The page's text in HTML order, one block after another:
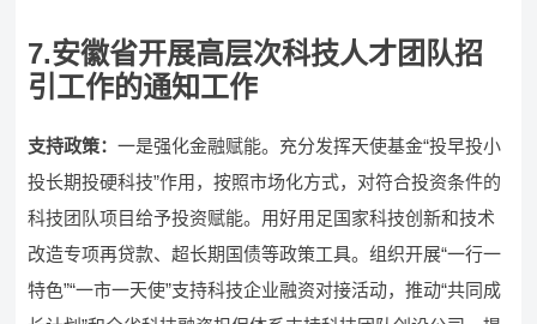
7.安徽省开展高层次科技人才团队招
引工作的通知工作
支持政策：一是强化金融赋能。充分发挥天使基金“投早投小
投长期投硬科技”作用，按照市场化方式，对符合投资条件的
科技团队项目给予投资赋能。用好用足国家科技创新和技术
改造专项再贷款、超长期国债等政策工具。组织开展“一行一
特色”“一市一天使”支持科技企业融资对接活动，推动“共同成